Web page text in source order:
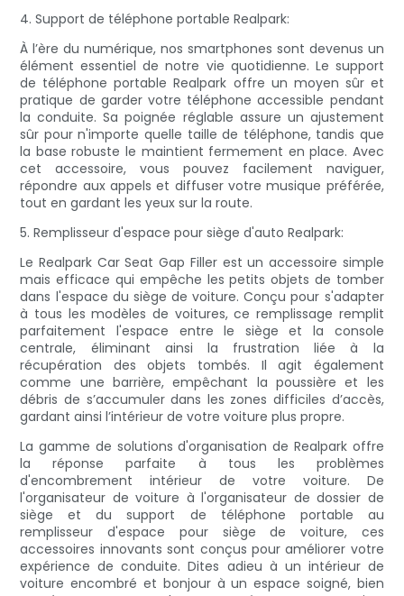
4. Support de téléphone portable Realpark:
À l’ère du numérique, nos smartphones sont devenus un
élément essentiel de notre vie quotidienne. Le support
de téléphone portable Realpark offre un moyen sûr et
pratique de garder votre téléphone accessible pendant
la conduite. Sa poignée réglable assure un ajustement
sûr pour n'importe quelle taille de téléphone, tandis que
la base robuste le maintient fermement en place. Avec
cet accessoire, vous pouvez facilement naviguer,
répondre aux appels et diffuser votre musique préférée,
tout en gardant les yeux sur la route.
5. Remplisseur d'espace pour siège d'auto Realpark:
Le Realpark Car Seat Gap Filler est un accessoire simple
mais efficace qui empêche les petits objets de tomber
dans l'espace du siège de voiture. Conçu pour s'adapter
à tous les modèles de voitures, ce remplissage remplit
parfaitement l'espace entre le siège et la console
centrale, éliminant ainsi la frustration liée à la
récupération des objets tombés. Il agit également
comme une barrière, empêchant la poussière et les
débris de s’accumuler dans les zones difficiles d’accès,
gardant ainsi l’intérieur de votre voiture plus propre.
La gamme de solutions d'organisation de Realpark offre
la réponse parfaite à tous les problèmes
d'encombrement intérieur de votre voiture. De
l'organisateur de voiture à l'organisateur de dossier de
siège et du support de téléphone portable au
remplisseur d'espace pour siège de voiture, ces
accessoires innovants sont conçus pour améliorer votre
expérience de conduite. Dites adieu à un intérieur de
voiture encombré et bonjour à un espace soigné, bien